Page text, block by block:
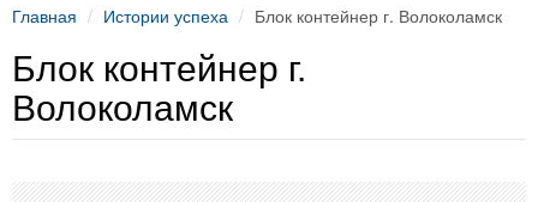
Главная Истории успеха Блок контейнер г. Волоколамск
Блок контейнер г.
Волоколамск